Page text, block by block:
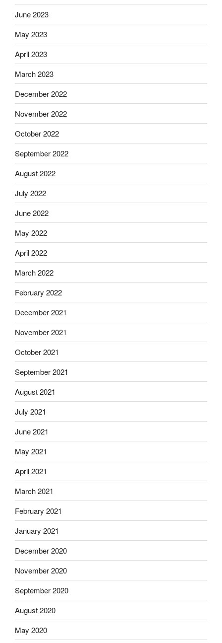
June 2023
May 2023
April 2023
March 2023
December 2022
November 2022
October 2022
September 2022
August 2022
July 2022
June 2022
May 2022
April 2022
March 2022
February 2022
December 2021
November 2021
October 2021
September 2021
August 2021
July 2021
June 2021
May 2021
April 2021
March 2021
February 2021
January 2021
December 2020
November 2020
September 2020
August 2020
May 2020